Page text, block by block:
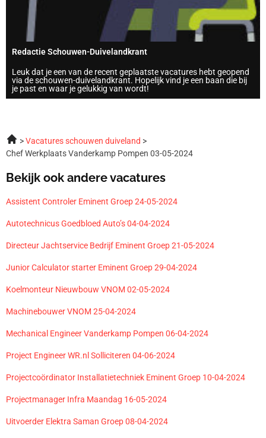
Redactie Schouwen-Duivelandkrant
Leuk dat je een van de recent geplaatste vacatures hebt geopend
via de schouwen-duivelandkrant. Hopelijk vind je een baan die bij
je past en waar je gelukkig van wordt!
Vacatures schouwen duiveland
Chef Werkplaats Vanderkamp Pompen 03-05-2024
Bekijk ook andere vacatures
Assistent Controler Eminent Groep 24-05-2024
Autotechnicus Goedbloed Auto’s 04-04-2024
Directeur Jachtservice Bedrijf Eminent Groep 21-05-2024
Junior Calculator starter Eminent Groep 29-04-2024
Koelmonteur Nieuwbouw VNOM 02-05-2024
Machinebouwer VNOM 25-04-2024
Mechanical Engineer Vanderkamp Pompen 06-04-2024
Project Engineer WR.nl Solliciteren 04-06-2024
Projectcoördinator Installatietechniek Eminent Groep 10-04-2024
Projectmanager Infra Maandag 16-05-2024
Uitvoerder Elektra Saman Groep 08-04-2024